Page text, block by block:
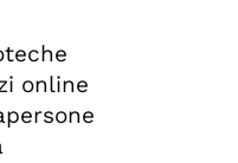
online